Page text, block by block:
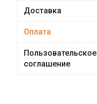
Доставка
Оплата
Пользовательское
соглашение